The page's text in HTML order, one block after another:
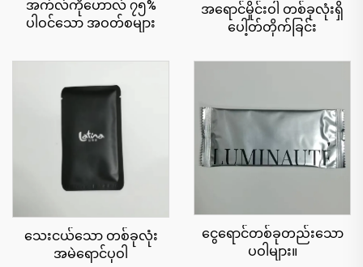
အက်လ်ကိုဟောလ် ၇၅%
ပါဝင်သော အဝတ်စများ
အရောင်မှိုင်းဝါ တစ်ခုလုံးရှိ
ပေါ့တ်တိုက်ခြင်း
သေးငယ်သော တစ်ခုလုံး
အမဲရောင်ပုဝါ
ငွေရောင်တစ်ခုတည်းသော
ပဝါများ။